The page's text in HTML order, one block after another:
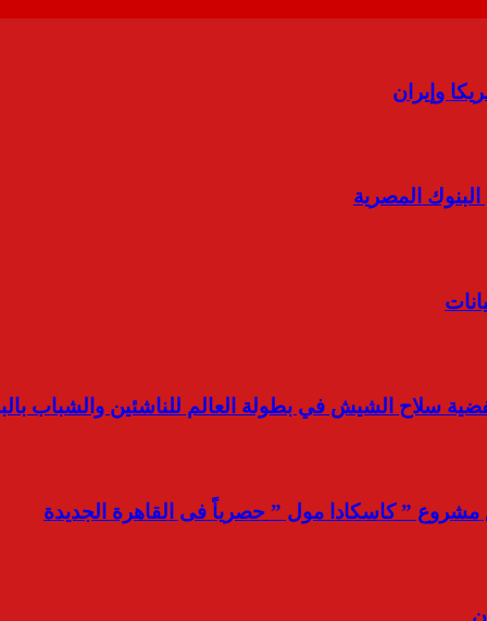
البنوك المصرية
سلاح الشيش في بطولة العالم للناشئين والشباب
” كاسكادا مول ” حصرياً فى القاهرة الجديدة